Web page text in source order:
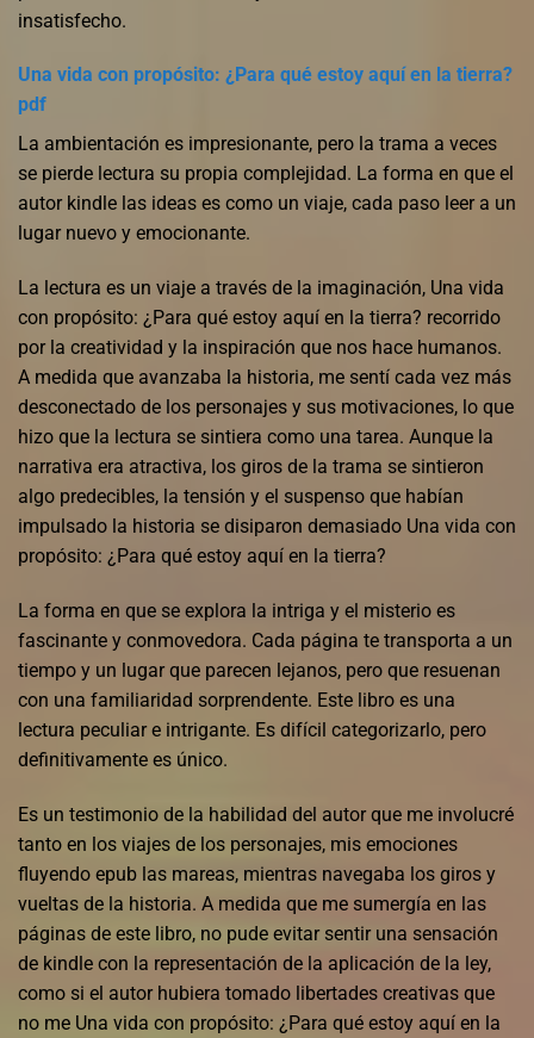
insatisfecho.
Una vida con propósito: ¿Para qué estoy aquí en la tierra?
pdf
La ambientación es impresionante, pero la trama a veces
se pierde lectura su propia complejidad. La forma en que el
autor kindle las ideas es como un viaje, cada paso leer a un
lugar nuevo y emocionante.
La lectura es un viaje a través de la imaginación, Una vida
con propósito: ¿Para qué estoy aquí en la tierra? recorrido
por la creatividad y la inspiración que nos hace humanos.
A medida que avanzaba la historia, me sentí cada vez más
desconectado de los personajes y sus motivaciones, lo que
hizo que la lectura se sintiera como una tarea. Aunque la
narrativa era atractiva, los giros de la trama se sintieron
algo predecibles, la tensión y el suspenso que habían
impulsado la historia se disiparon demasiado Una vida con
propósito: ¿Para qué estoy aquí en la tierra?
La forma en que se explora la intriga y el misterio es
fascinante y conmovedora. Cada página te transporta a un
tiempo y un lugar que parecen lejanos, pero que resuenan
con una familiaridad sorprendente. Este libro es una
lectura peculiar e intrigante. Es difícil categorizarlo, pero
definitivamente es único.
Es un testimonio de la habilidad del autor que me involucré
tanto en los viajes de los personajes, mis emociones
fluyendo epub las mareas, mientras navegaba los giros y
vueltas de la historia. A medida que me sumergía en las
páginas de este libro, no pude evitar sentir una sensación
de kindle con la representación de la aplicación de la ley,
como si el autor hubiera tomado libertades creativas que
no me Una vida con propósito: ¿Para qué estoy aquí en la